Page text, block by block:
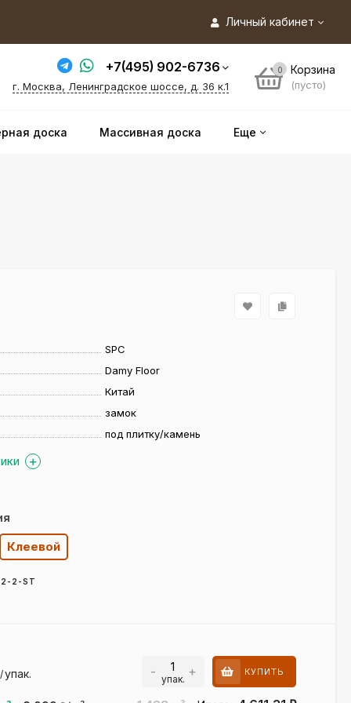
Личный кабинет
+7(495) 902-6736
г. Москва, Ленинградское шоссе, д. 36 к.1
0 Корзина
(пусто)
доска Массивная доска Еще
SPC
Damy Floor
Китай
замок
под плитку/камень
Клеевой
2-ST
/упак. - упак. + КУПИТЬ